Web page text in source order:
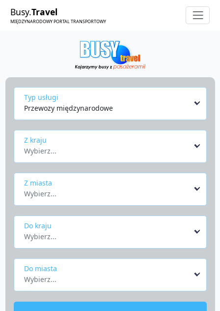
Busy.Travel
MIĘDZYNARODOWY PORTAL TRANSPORTOWY
Typ usługi
Przewozy międzynarodowe
Z kraju
Wybierz...
Z miasta
Wybierz...
Do kraju
Wybierz...
Do miasta
Wybierz...